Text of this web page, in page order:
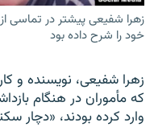
زهرا شفیعی پیشتر در تماسی
خود را شرح داده بود
زهرا شفیعی، نویسنده و
وارد کرده بودند، «دچار